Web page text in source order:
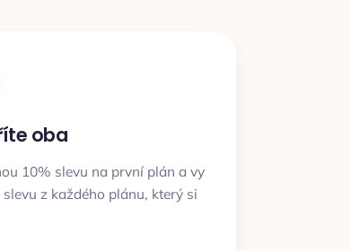
oba
10% slevu na první plán a vy
z každého plánu, který si